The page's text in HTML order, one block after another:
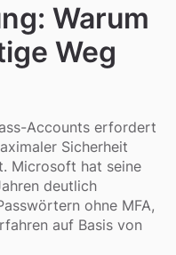
Warum
Weg
Accounts erfordert
Sicherheit
Microsoft hat seine
deutlich
ohne MFA,
auf Basis von